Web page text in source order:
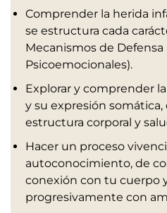
Comprender la herida
se estructura cada
Mecanismos de Defensa
Psicoemocionales).
Explorar y comprender
y su expresión somática,
estructura corporal y
Hacer un proceso
autoconocimiento, de
conexión con tu cuerpo
progresivamente con